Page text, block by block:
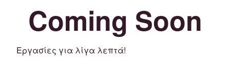
Coming Soon
Εργασίες για λίγα λεπτά!